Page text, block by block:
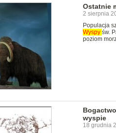
Ostatnie
2 sierpnia
Populacja
Wyspy św.
poziom
wyspie
18 grudnia